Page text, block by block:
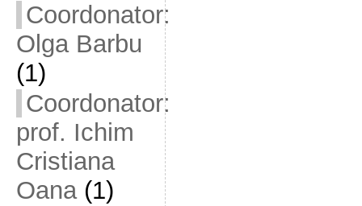
Coordonator:
Olga Barbu
(1)
Coordonator:
prof. Ichim
Cristiana
Oana(1)